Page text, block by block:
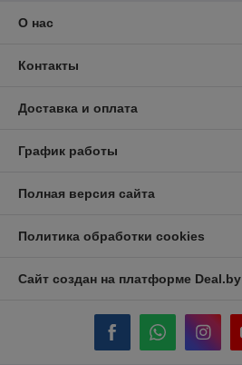
О нас
Контакты
Доставка и оплата
График работы
Полная версия сайта
Политика обработки cookies
Сайт создан на платформе Deal.by